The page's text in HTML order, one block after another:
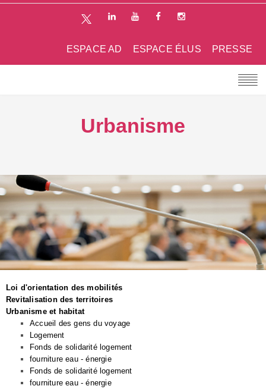
PRESSE
ESPACE ÉLUS
ESPACE AD
Urbanisme
Loi d'orientation des mobilités
Revitalisation des territoires
Urbanisme et habitat
Accueil des gens du voyage
Logement
Fonds de solidarité logement
fourniture eau - énergie
Fonds de solidarité logement
fourniture eau - énergie